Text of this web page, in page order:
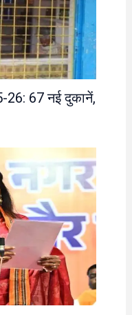
26: 67 नई दुकानें,